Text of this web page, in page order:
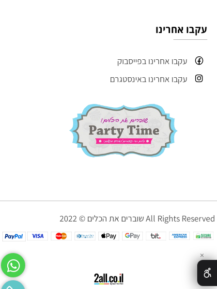
עקבו אחרינו
עקבו אחרינו בפייסבוק
עקבו אחרינו באינסטגרם
שוברים את הכלים © 2022 All Rights Reserved
✕